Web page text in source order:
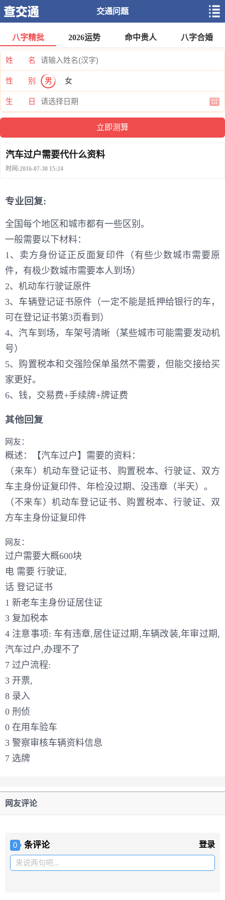
交通问题
八字精批 2026运势 命中贵人 八字合婚
姓 名
性 别 男 女
生 日
汽车过户需要代什么资料
时间:2016-07-30 15:24
专业回复:
全国每个地区和城市都有一些区别。
一般需要以下材料：
1、卖方身份证正反面复印件（有些少数城市需要原
件，有极少数城市需要本人到场）
2、机动车行驶证原件
3、车辆登记证书原件（一定不能是抵押给银行的车，
可在登记证书第3页看到）
4、汽车到场，车架号清晰（某些城市可能需要发动机
号）
5、购置税本和交强险保单虽然不需要，但能交接给买
家更好。
6、钱，交易费+手续牌+牌证费
其他回复
网友：
概述：【汽车过户】需要的资料：
（来车）机动车登记证书、购置税本、行驶证、双方
车主身份证复印件、年检没过期、没违章（半天）。
（不来车）机动车登记证书、购置税本、行驶证、双
方车主身份证复印件
网友：
过户需要大概600块
电 需要 行驶证,
话 登记证书
1 新老车主身份证居住证
3 复加税本
4 注意事项: 车有违章,居住证过期,车辆改装,年审过期,
汽车过户,办理不了
7 过户流程:
3 开票,
8 录入
0 刑侦
0 在用车验车
3 警察审核车辆资料信息
7 选牌
网友评论
0 条评论 登录
来说两句吧...